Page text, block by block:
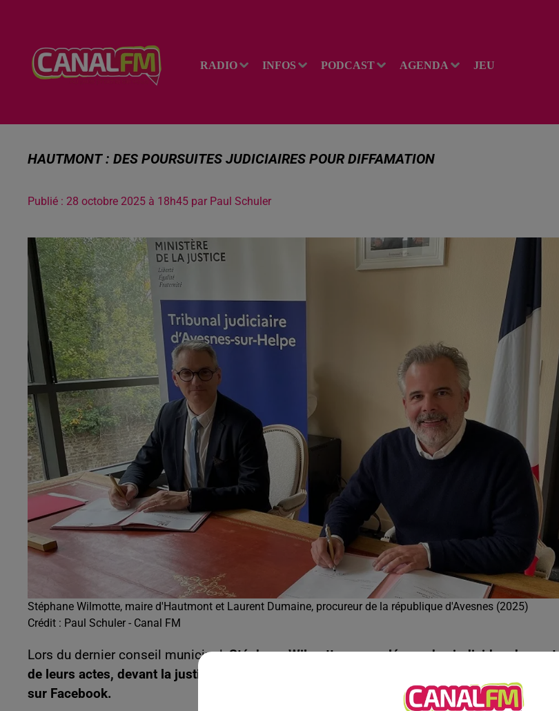
RADIO INFOS PODCAST AGENDA JEU
HAUTMONT : DES POURSUITES JUDICIAIRES POUR DIFFAMATION
Publié : 28 octobre 2025 à 18h45 par Paul Schuler
Stéphane Wilmotte, maire d'Hautmont et Laurent Dumaine, procureur de la république d'Avesnes (2025)
Crédit : Paul Schuler - Canal FM
Lors du dernier conseil municipal,Stéphane Wilmotte a rappelé que des individus
de leurs actes, devant la justice, pour avoir diffamé le maire sur les réseaux sociaux et
sur Facebook.
0h00 - 8h00
Les hits de Canal FM
8h00 - 12h00
EVA CHEZ VOUS